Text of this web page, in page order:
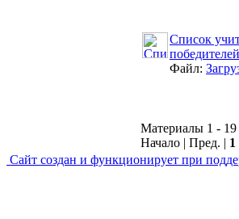
Список
победителей
Файл:
Материалы 1 - 19
Начало | Пред. | 1
Сайт создан и функционирует при